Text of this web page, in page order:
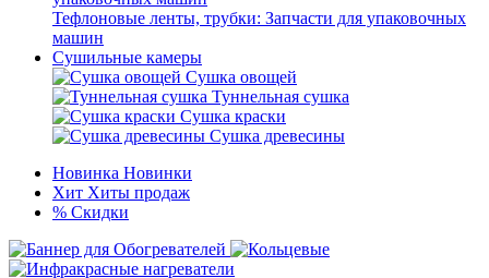
Тефлоновые ленты, трубки: Запчасти для упаковочных
машин
Сушильные камеры
Сушка овощей
Туннельная сушка
Сушка краски
Сушка древесины
Новинка Новинки
Хит Хиты продаж
% Скидки